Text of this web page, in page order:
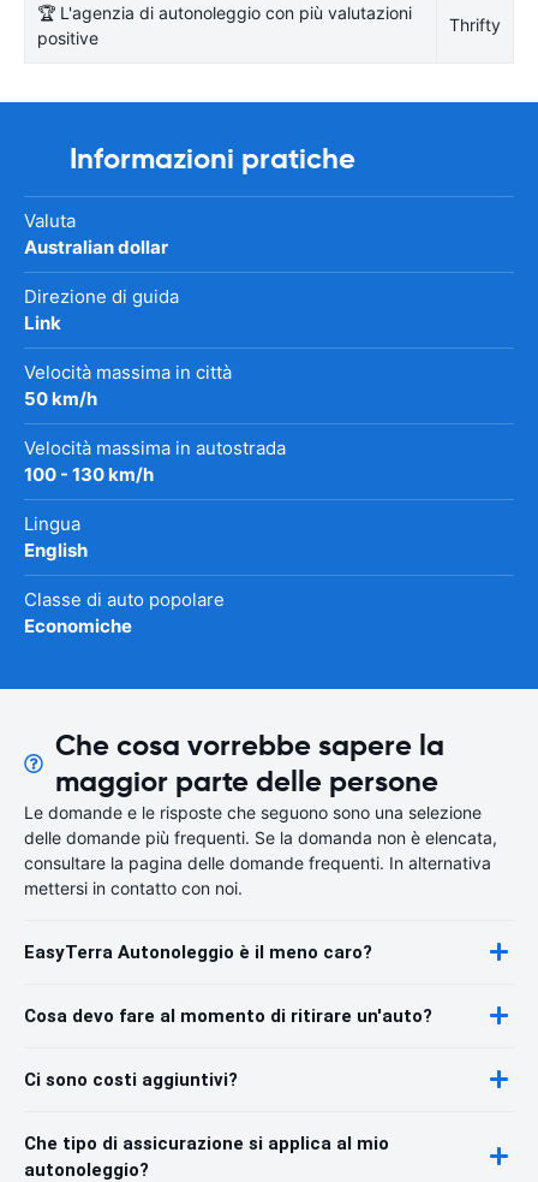
🏆 L'agenzia di autonoleggio con più valutazioni
positive
Thrifty
Informazioni pratiche
Valuta
Australian dollar
Direzione di guida
Link
Velocità massima in città
50 km/h
Velocità massima in autostrada
100 - 130 km/h
Lingua
English
Classe di auto popolare
Economiche
Che cosa vorrebbe sapere la
maggior parte delle persone
Le domande e le risposte che seguono sono una selezione
delle domande più frequenti. Se la domanda non è elencata,
consultare la pagina delle domande frequenti. In alternativa
mettersi in contatto con noi.
EasyTerra Autonoleggio è il meno caro?
Cosa devo fare al momento di ritirare un'auto?
Ci sono costi aggiuntivi?
Che tipo di assicurazione si applica al mio
autonoleggio?